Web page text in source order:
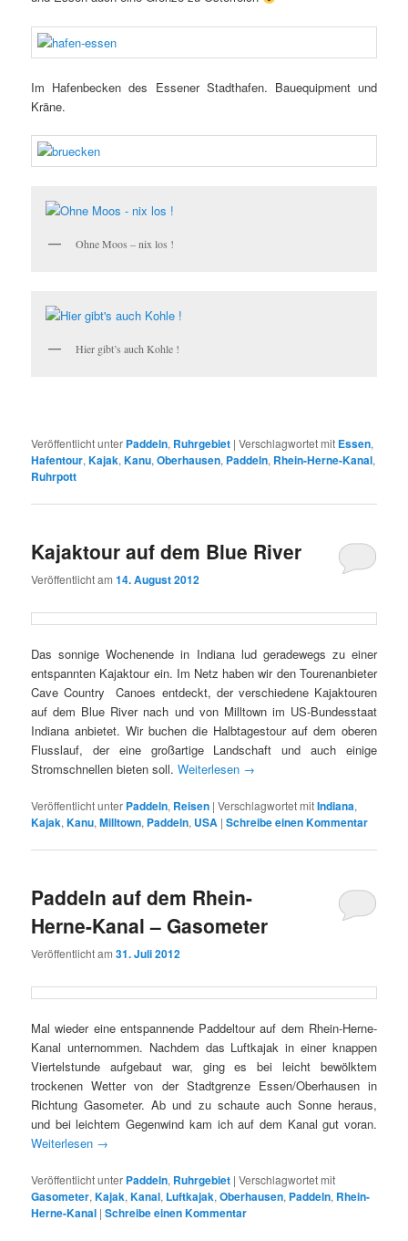
Im Hafenbecken des Essener Stadthafen. Bauequipment und
Kräne.
Ohne Moos – nix los !
Hier gibt’s auch Kohle !
Veröffentlicht unter Paddeln, Ruhrgebiet |Verschlagwortet mit Essen,
Hafentour,Kajak,Kanu,Oberhausen, Paddeln, Rhein-Herne-Kanal,
Ruhrpott
Kajaktour auf dem Blue River
Veröffentlicht am14. August 2012
Das sonnige Wochenende in Indiana lud geradewegs zu einer
entspannten Kajaktour ein. Im Netz haben wir den Tourenanbieter
Cave Country Canoes entdeckt, der verschiedene Kajaktouren
auf dem Blue River nach und von Milltown im US-Bundesstaat
Indiana anbietet. Wir buchen die Halbtagestour auf dem oberen
Flusslauf, der eine großartige Landschaft und auch einige
Stromschnellen bieten soll.Weiterlesen →
Veröffentlicht unter Paddeln, Reisen |Verschlagwortet mitIndiana,
Kajak,Kanu,Milltown, Paddeln, USA |Schreibe einen Kommentar
Paddeln auf dem Rhein-
Herne-Kanal – Gasometer
Veröffentlicht am31. Juli 2012
Mal wieder eine entspannende Paddeltour auf dem Rhein-Herne-
Kanal unternommen. Nachdem das Luftkajak in einer knappen
Viertelstunde aufgebaut war, ging es bei leicht bewölktem
trockenen Wetter von der Stadtgrenze Essen/Oberhausen in
Richtung Gasometer. Ab und zu schaute auch Sonne heraus,
und bei leichtem Gegenwind kam ich auf dem Kanal gut voran.
Weiterlesen →
Veröffentlicht unter Paddeln, Ruhrgebiet |Verschlagwortet mit
Gasometer,Kajak,Kanal, Luftkajak,Oberhausen, Paddeln, Rhein-
Herne-Kanal |Schreibe einen Kommentar